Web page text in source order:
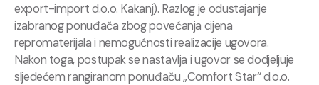
export-import d.o.o. Kakanj). Razlog je odustajanje
izabranog ponuđača zbog povećanja cijena
repromaterijala i nemogućnosti realizacije ugovora.
Nakon toga, postupak se nastavlja i ugovor se dodjeljuje
sljedećem rangiranom ponuđaču „Comfort Star“ d.o.o.